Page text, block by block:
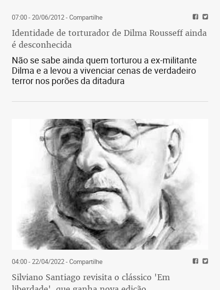
07:00 - 20/06/2012- Compartilhe
Identidade de torturador de Dilma Rousseff ainda
é desconhecida
Não se sabe ainda quem torturou a ex-militante
Dilma e a levou a vivenciar cenas de verdadeiro
terror nos porões da ditadura
04:00 - 22/04/2022- Compartilhe
Silviano Santiago revisita o clássico 'Em